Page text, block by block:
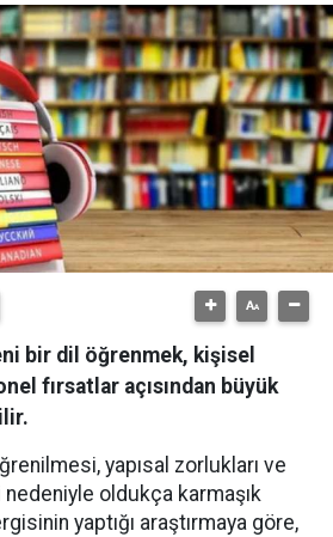
bir dil öğrenmek, kişisel
fırsatlar açısından büyük
yapısal zorlukları ve
oldukça karmaşık
yaptığı araştırmaya göre,